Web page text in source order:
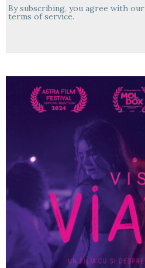
By subscribing, you agree with our
terms of service.